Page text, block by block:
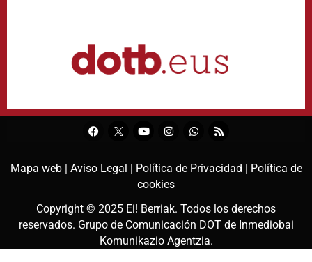
Mapa web | Aviso Legal | Política de Privacidad |
Política de
cookies
Copyright © 2025 Ei! Berriak. Todos los derechos
reservados. Grupo de Comunicación DOT de Inmediobai
Komunikazio Agentzia.